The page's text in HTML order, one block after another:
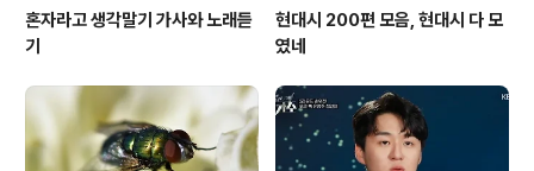
혼자라고 생각말기 가사와 노래듣
기
현대시 200편 모음, 현대시 다 모
였네